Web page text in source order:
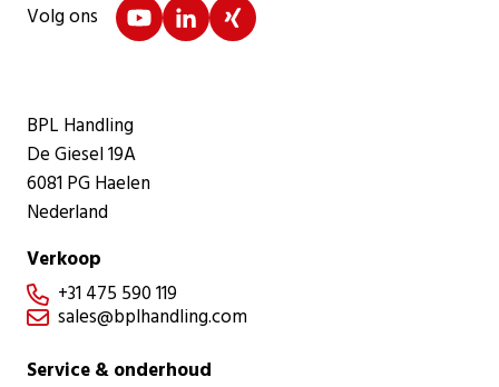
Volg ons
BPL Handling
De Giesel 19A
6081 PG Haelen
Nederland
Verkoop
 +31 475 590 119
 sales@bplhandling.com
Service & onderhoud